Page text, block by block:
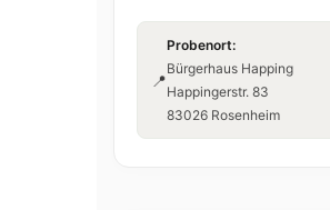
📍
Probenort:
Bürgerhaus Happing
Happingerstr. 83
83026 Rosenheim